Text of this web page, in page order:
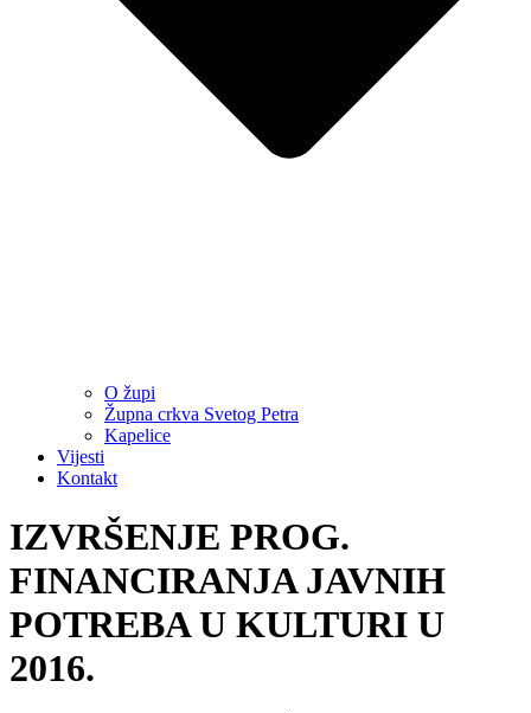
O župi
Župna crkva Svetog Petra
Kapelice
Vijesti
Kontakt
IZVRŠENJE PROG.
FINANCIRANJA JAVNIH
POTREBA U KULTURI U
2016.